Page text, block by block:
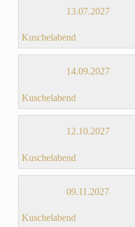
13.07.2027
Kuschelabend
14.09.2027
Kuschelabend
12.10.2027
Kuschelabend
09.11.2027
Kuschelabend